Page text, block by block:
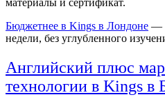
материалы и сертификат.
Бюджетнее в Kings в Лондоне —
недели, без углубленного
Английский плюс
технологии в Kings в